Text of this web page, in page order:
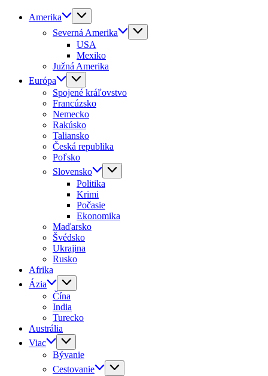
Amerika
Severná Amerika
USA
Mexiko
Južná Amerika
Európa
Spojené kráľovstvo
Francúzsko
Nemecko
Rakúsko
Taliansko
Česká republika
Poľsko
Slovensko
Politika
Krimi
Počasie
Ekonomika
Maďarsko
Švédsko
Ukrajina
Rusko
Afrika
Ázia
Čína
India
Turecko
Austrália
Viac
Bývanie
Cestovanie